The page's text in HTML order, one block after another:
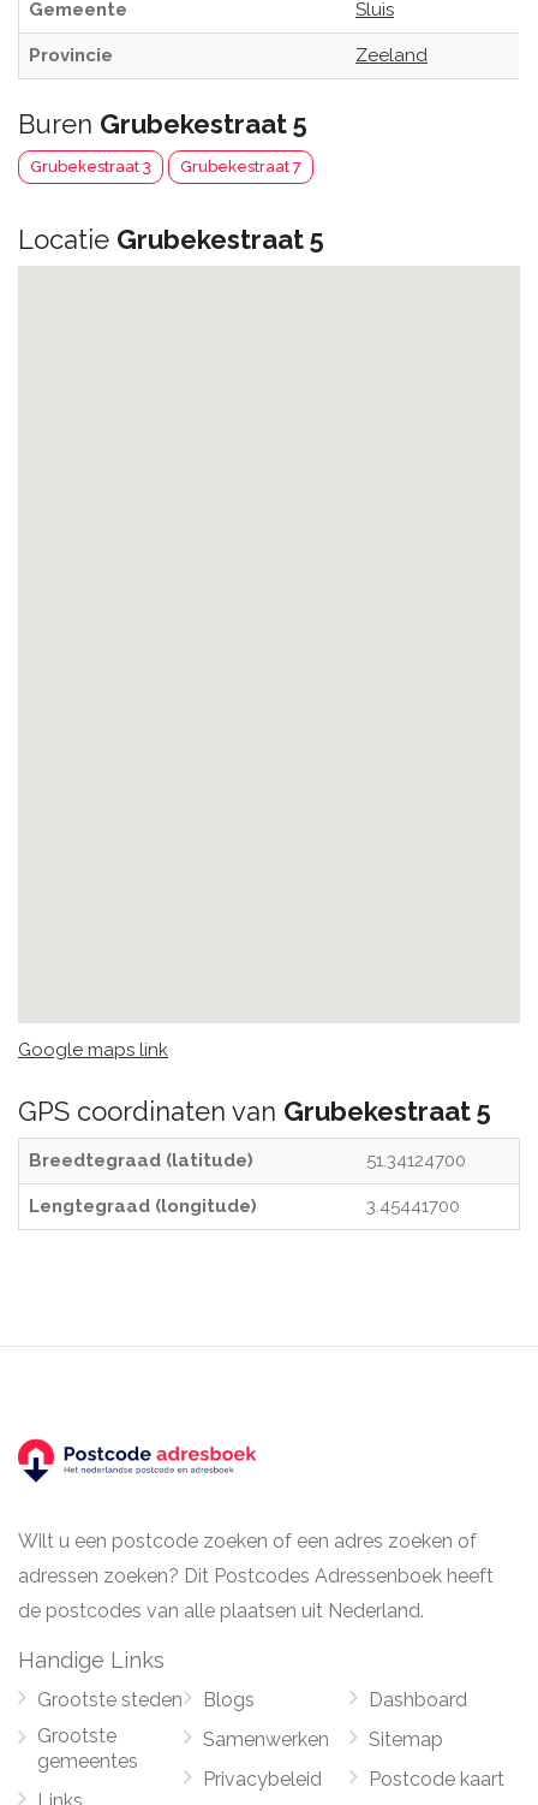
Gemeente Sluis
Provincie Zeeland
Buren Grubekestraat 5
Grubekestraat 3 Grubekestraat 7
Locatie Grubekestraat 5
Google maps link
GPS coordinaten van Grubekestraat 5
Breedtegraad (latitude) 51.34124700
Lengtegraad (longitude) 3.45441700
Wilt u een postcode zoeken of een adres zoeken of
adressen zoeken? Dit Postcodes Adressenboek heeft
de postcodes van alle plaatsen uit Nederland.
Handige Links
Grootste steden
Grootste
gemeentes
Blogs
Samenwerken
Privacybeleid
Dashboard
Sitemap
Postcode kaart